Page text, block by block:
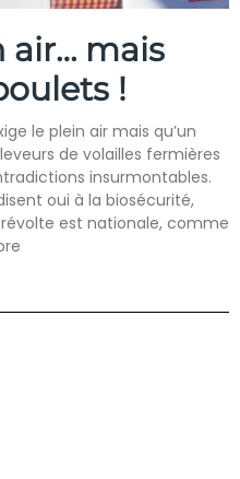
air… mais
!
le plein air mais qu’un
de volailles fermières
insurmontables.
oui à la biosécurité,
est nationale, comme